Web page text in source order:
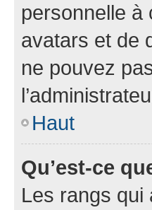
personnelle à
avatars et de
ne pouvez
Haut
Qu’est-ce
Les rangs qui